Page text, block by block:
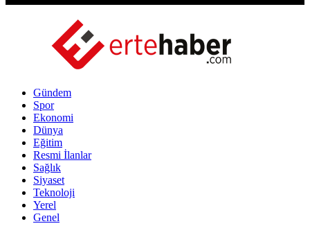
Gündem
Spor
Ekonomi
Dünya
Eğitim
Resmi İlanlar
Sağlık
Siyaset
Teknoloji
Yerel
Genel